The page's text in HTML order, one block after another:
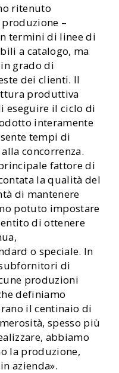
ritenuto
–
termini di linee di
a catalogo, ma
grado di
dei clienti. Il
produttiva
eseguire il ciclo di
interamente
tempi di
concorrenza.
fattore di
la qualità del
di mantenere
potuto impostare
di ottenere
o speciale. In
di
produzioni
definiamo
il centinaio di
spesso più
abbiamo
la produzione,
azienda».